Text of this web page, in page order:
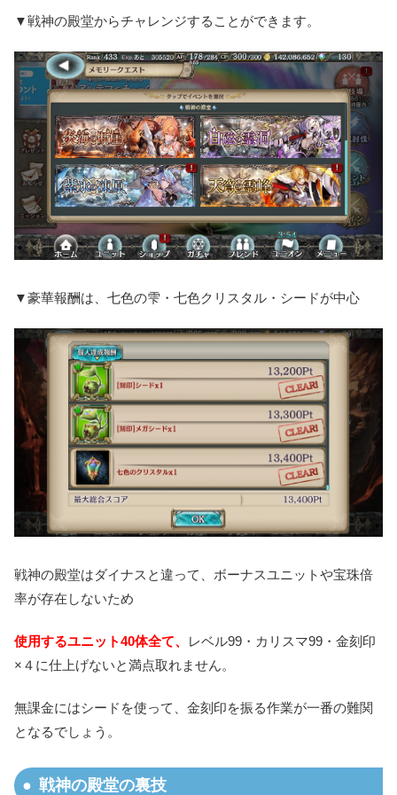
▼戦神の殿堂からチャレンジすることができます。
▼豪華報酬は、七色の雫・七色クリスタル・シードが中心
戦神の殿堂はダイナスと違って、ボーナスユニットや宝珠倍
率が存在しないため
使用するユニット40体全て、
レベル99・カリスマ99・金刻印
×４に仕上げないと満点取れません。
無課金にはシードを使って、金刻印を振る作業が一番の難関
となるでしょう。
戦神の殿堂の裏技